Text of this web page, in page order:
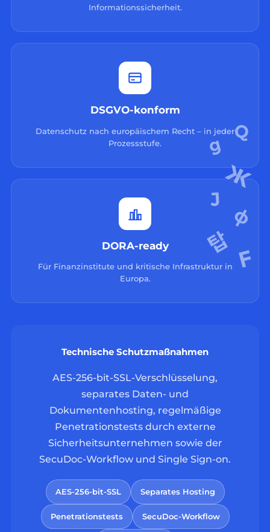
Informationssicherheit.
DSGVO-konform
Datenschutz nach europäischem Recht – in jeder
Prozessstufe.
DORA-ready
Für Finanzinstitute und kritische Infrastruktur in
Europa.
Technische Schutzmaßnahmen
AES-256-bit-SSL-Verschlüsselung,
separates Daten- und
Dokumentenhosting, regelmäßige
Penetrationstests durch externe
Sicherheitsunternehmen sowie der
SecuDoc-Workflow und Single Sign-on.
AES-256-bit-SSL Separates Hosting
Penetrationstests SecuDoc-Workflow